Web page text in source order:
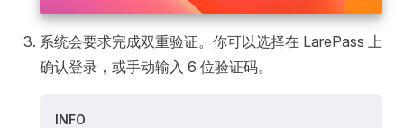
系统会要求完成双重验证。你可以选择在 LarePass 上
确认登录，或手动输入 6 位验证码。
INFO